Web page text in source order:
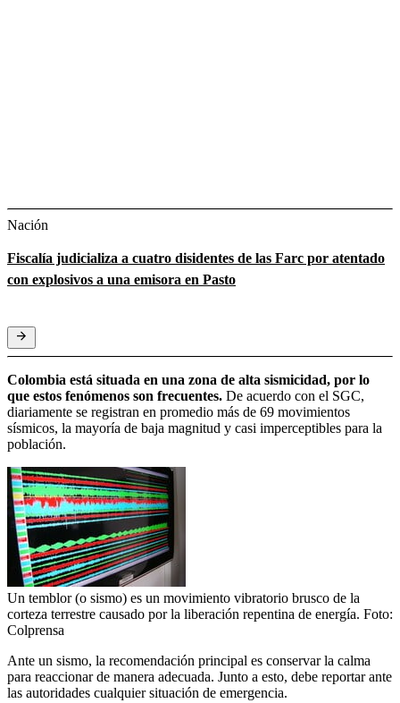
Nación
Fiscalía judicializa a cuatro disidentes de las Farc por atentado
con explosivos a una emisora en Pasto
Colombia está situada en una zona de alta sismicidad, por lo
que estos fenómenos son frecuentes. De acuerdo con el SGC,
diariamente se registran en promedio más de 69 movimientos
sísmicos, la mayoría de baja magnitud y casi imperceptibles para la
población.
Un temblor (o sismo) es un movimiento vibratorio brusco de la
corteza terrestre causado por la liberación repentina de energía. Foto:
Colprensa
Ante un sismo, la recomendación principal es conservar la calma
para reaccionar de manera adecuada. Junto a esto, debe reportar ante
las autoridades cualquier situación de emergencia.